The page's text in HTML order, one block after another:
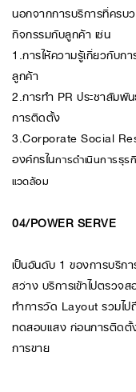
นอกจากการบริการที่ครบ
กิจกรรมกับลูกค้า เช่น
1.การให้ความรู้เกี่ยวกับ
ลูกค้า
2.การทำ PR ประชาสัมพั
การติดตั้ง
3.Corporate Social
องค์กรในการดำเนินการธุ
แวดล้อม
04/POWER SERVE
เป็นอันดับ 1 ของการบริก
สว่าง บริการเข้าไปตรว
ทำการวัด Layout รวมไ
ทดสอบแสง ก่อนการติดตั้
การขาย